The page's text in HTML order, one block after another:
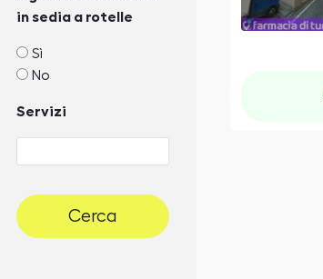
in sedia a rotelle
Sì
No
Servizi
Cerca